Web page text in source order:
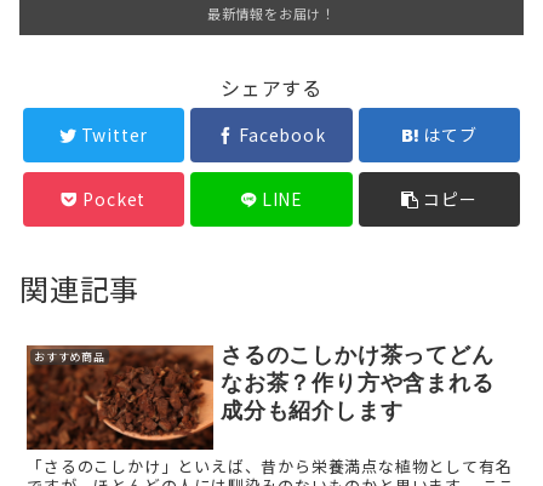
最新情報をお届け！
シェアする
Twitter Facebook はてブ
Pocket LINE コピー
関連記事
おすすめ商品
さるのこしかけ茶ってどん
なお茶？作り方や含まれる
成分も紹介します
「さるのこしかけ」といえば、昔から栄養満点な植物として有名